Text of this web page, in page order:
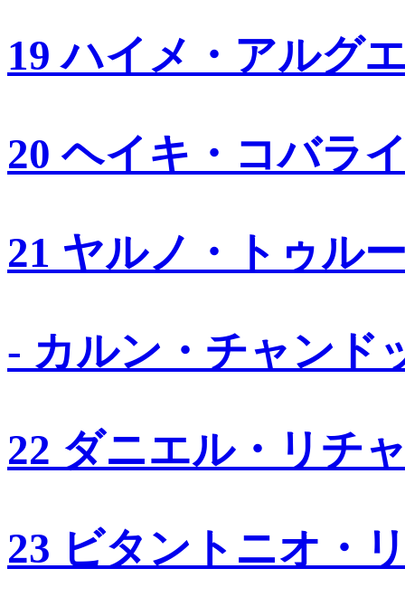
19 ハイメ・アルグ
20 ヘイキ・コバラ
21 ヤルノ・トゥル
- カルン・チャンド
22 ダニエル・リチ
23 ビタントニオ・